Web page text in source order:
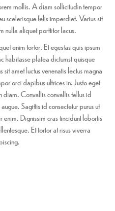
mollis. A diam sollicitudin tempor
scelerisque felis imperdiet. Varius sit
nulla aliquet porttitor lacus.
enim tortor. Et egestas quis ipsum
habitasse platea dictumst quisque
sit amet luctus venenatis lectus magna
orci dapibus ultrices in. Justo eget
diam. Convallis convallis tellus id
Sagittis id consectetur purus ut
Dignissim cras tincidunt lobortis
Et tortor at risus viverra